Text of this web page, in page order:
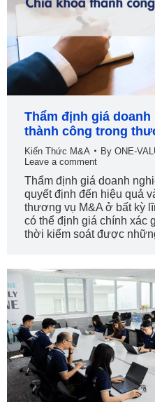
Thẩm định giá
thành công trong
Kiến Thức M&A By ONE-
Leave a comment
Thẩm định giá doanh
quyết định đến hiệu quả
thương vụ M&A ở bất kỳ
có thể định giá chính xác
thời kiểm soát được